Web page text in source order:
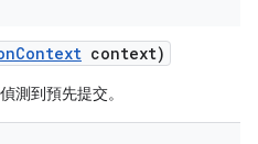
Context context)
測到預先提交。